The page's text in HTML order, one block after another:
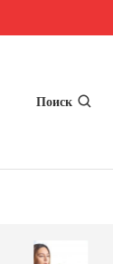
Поиск